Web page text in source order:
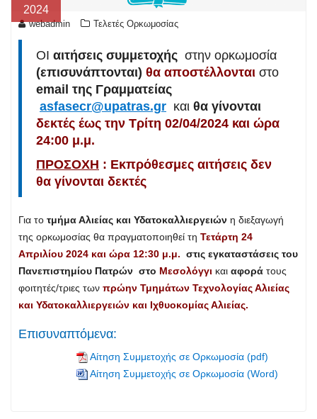
2024
webadmin Τελετές Ορκωμοσίας
ΟΙ αιτήσεις συμμετοχής στην ορκωμοσία
(επισυνάπτονται) θα αποστέλλονται στο
email της Γραμματείας
asfasecr@upatras.gr και θα γίνονται
δεκτές έως την Τρίτη 02/04/2024 και ώρα
24:00 μ.μ.
ΠΡΟΣΟΧΗ : Εκπρόθεσμες αιτήσεις δεν
θα γίνονται δεκτές
Για το τμήμα Αλιείας και Υδατοκαλλιεργειών η διεξαγωγή
της ορκωμοσίας θα πραγματοποιηθεί τη Τετάρτη 24
Απριλίου 2024 και ώρα 12:30 μ.μ. στις εγκαταστάσεις του
Πανεπιστημίου Πατρών στο Μεσολόγγι και αφορά τους
φοιτητές/τριες των πρώην Τμημάτων Τεχνολογίας Αλιείας
και Υδατοκαλλιεργειών και Ιχθυοκομίας Αλιείας.
Επισυναπτόμενα:
Αίτηση Συμμετοχής σε Ορκωμοσία (pdf)
Αίτηση Συμμετοχής σε Ορκωμοσία (Word)